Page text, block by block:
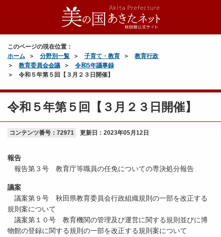
このページの現在位置：
ホーム
分野別一覧 子育て・教育
教育行政
教育委員会会議
令和5年議事録
令和５年第５回【３月２３日開催】
令和５年第５回【３月２３日開催】
コンテンツ番号：72971 更新日： 2023年05月12日
報告
報告第３号 教育庁等職員の任免についての専決処分報告
議案
議案第９号 秋田県教育委員会行政組織規則の一部を改正する
規則案について
議案第１０号 教育機関の管理及び運営に関する規則並びに博
物館の登録に関する規則の一部を改正する規則案について